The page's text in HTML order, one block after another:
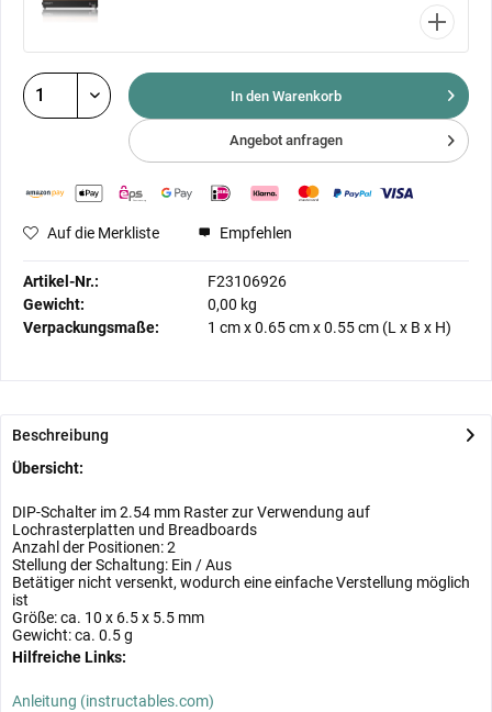
In den Warenkorb
Angebot anfragen
Auf die Merkliste Empfehlen
Artikel-Nr.:
F23106926
Gewicht:
0,00 kg
Verpackungsmaße:
1 cmx0.65 cmx0.55 cm (L x B x H)
Beschreibung
Übersicht:
DIP-Schalter im 2.54 mm Raster zur Verwendung auf
Lochrasterplatten und Breadboards
Anzahl der Positionen: 2
Stellung der Schaltung: Ein / Aus
Betätiger nicht versenkt, wodurch eine einfache Verstellung möglich
ist
Größe: ca. 10 x 6.5 x 5.5 mm
Gewicht: ca. 0.5 g
Hilfreiche Links:
Anleitung (instructables.com)